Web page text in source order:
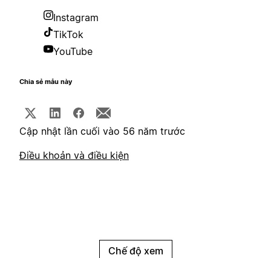
Instagram
TikTok
YouTube
Chia sẻ mẫu này
Cập nhật lần cuối vào 56 năm trước
Điều khoản và điều kiện
Chế độ xem